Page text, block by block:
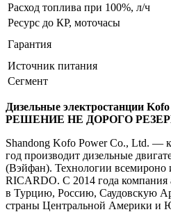
Расход топлива при 100%, л/ч
Ресурс до КР, моточасы
Гарантия
Источник питания
Сегмент
Дизельные электростанции
РЕШЕНИЕ НЕ ДОРОГО
Shandong Kofo Power Co., Ltd. —
год производит дизельные
(Вэйфан). Технологии всемироно
RICARDO. С 2014 года компания
в Турцию, Россию, Саудовскую
страны Центральной Америки и